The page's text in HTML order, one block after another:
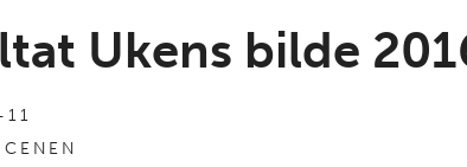
Ukens bilde